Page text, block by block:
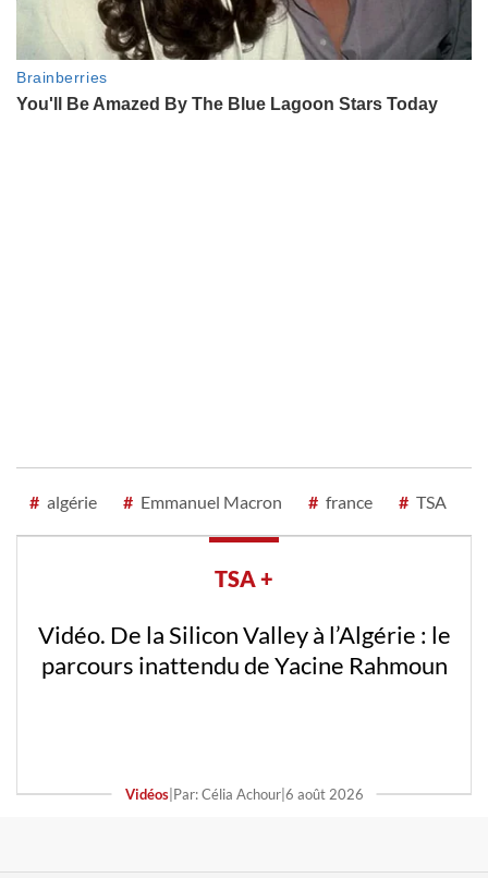
# algérie # Emmanuel Macron # france # TSA
TSA +
Vidéo. De la Silicon Valley à l’Algérie : le
parcours inattendu de Yacine Rahmoun
Vidéos| Par: Célia Achour| 6 août 2026